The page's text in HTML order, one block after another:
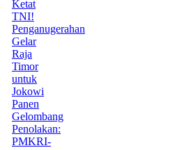
Ketat
TNI!
Penganugerahan
Gelar
Raja
Timor
untuk
Jokowi
Panen
Gelombang
Penolakan:
PMKRI-